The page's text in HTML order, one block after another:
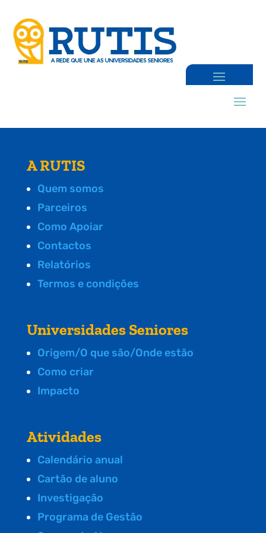
A RUTIS
Quem somos
Parceiros
Como Apoiar
Contactos
Relatórios
Termos e condições
Universidades Seniores
Origem/O que são/Onde estão
Como criar
Impacto
Atividades
Calendário anual
Cartão de aluno
Investigação
Programa de Gestão